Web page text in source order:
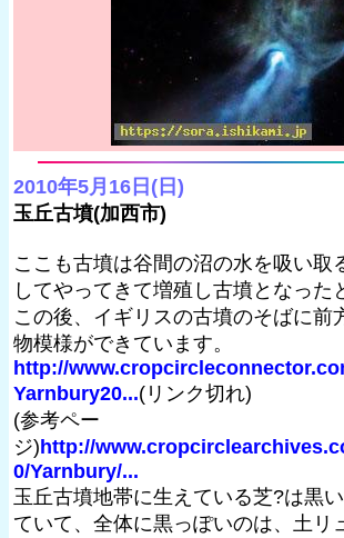
2010年5月16日(日)
玉丘古墳(加西市)
ここも古墳は谷間の沼の水を吸い取
してやってきて増殖し古墳となった
この後、イギリスの古墳のそばに前
物模様ができています。
http://
Yarnbury20...(リンク切れ)
(参考ペー
ジ) http://
0/Yarnbury/...
玉丘古墳地帯に生えている芝?は黒
ていて、全体に黒っぽいのは、土リ